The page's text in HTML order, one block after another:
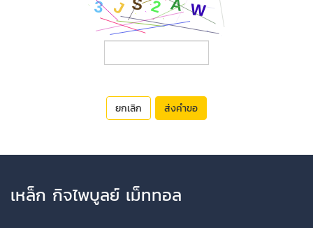
ยกเลิก ส่งคำขอ
เหล็ก กิจไพบูลย์ เม็ททอล